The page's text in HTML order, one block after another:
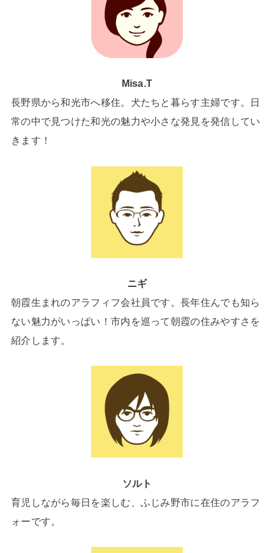
Misa.T
長野県から和光市へ移住。犬たちと暮らす主婦です。日
常の中で見つけた和光の魅力や小さな発見を発信してい
きます！
ニギ
朝霞生まれのアラフィフ会社員です。長年住んでも知ら
ない魅力がいっぱい！市内を巡って朝霞の住みやすさを
紹介します。
ソルト
育児しながら毎日を楽しむ、ふじみ野市に在住のアラフ
ォーです。